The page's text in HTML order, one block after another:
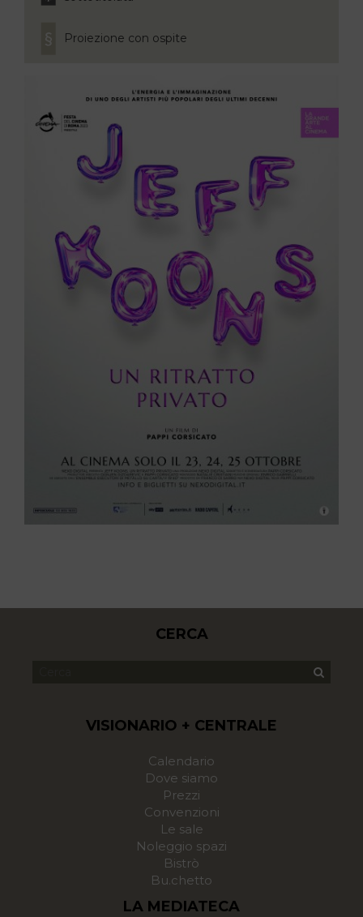
Proiezione con ospite
CERCA
VISIONARIO + CENTRALE
Calendario
Dove siamo
Prezzi
Convenzioni
Le sale
Noleggio spazi
Bistrò
Bu.chetto
LA MEDIATECA